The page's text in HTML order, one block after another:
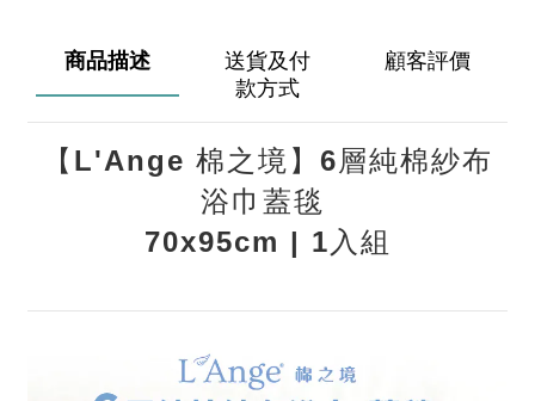
商品描述
送貨及付
款方式
顧客評價
【L'Ange 棉之境】6層純棉紗布
浴巾蓋毯
70x95cm | 1入組